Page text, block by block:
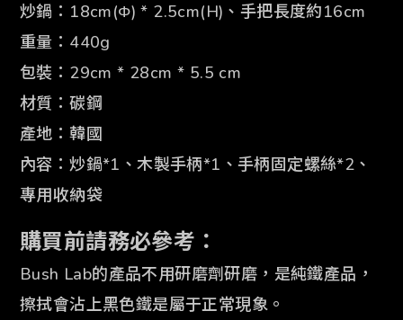
炒鍋：18cm(Φ) * 2.5cm(H)、手把長度約16cm
重量：440g
包裝：29cm * 28cm * 5.5 cm
材質：碳鋼
產地：韓國
內容：炒鍋*1、木製手柄*1、手柄固定螺絲*2、
專用收納袋
購買前請務必參考：
Bush Lab的產品不用研磨劑研磨，是純鐵產品，
擦拭會沾上黑色鐵是屬于正常現象。